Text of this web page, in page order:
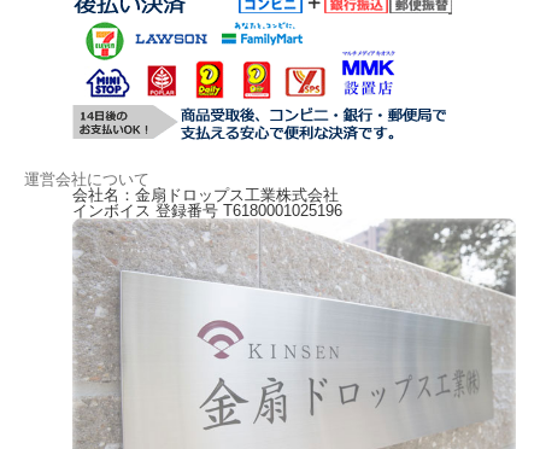
上質な砂糖とモンドセレクション金賞受賞の水あめを地釜で直火炊きしておりま
カカオマスを使用した本格的なチョコレートの美味しさとと愛知県西尾産の上質
な抹茶の上品な苦み。チョコレートと抹茶のハーモニーをお楽しみください。
こんな方にオススメです
抹茶チョコレート味のお菓子をお探しの方
ハートの形のお菓子をお探しの方
何でもいいから見た目がカワイイお菓子を大量に探してます！という方
年上、ご年配の方へのちょっとしたプレゼントをお探しの方
運営会社について
会社名：金扇ドロップス工業株式会社
インボイス 登録番号 T6180001025196